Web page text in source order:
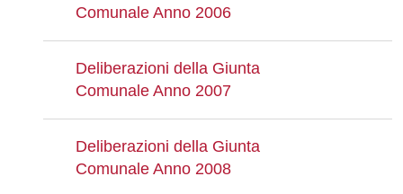
Comunale Anno 2006
Deliberazioni della Giunta
Comunale Anno 2007
Deliberazioni della Giunta
Comunale Anno 2008